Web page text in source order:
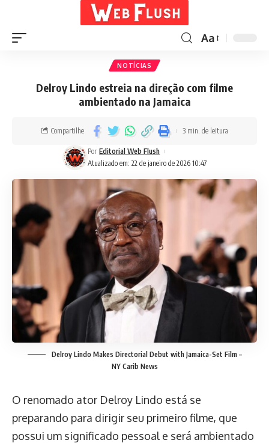
Aa
NOTÍCIAS
Delroy Lindo estreia na direção com filme
ambientado na Jamaica
Atualizado em: 22 de janeiro de 2026 10:47
Por Editorial Web Flush
Compartilhe 3 min. de leitura
Delroy Lindo Makes Directorial Debut with Jamaica-Set Film –
NY Carib News
O renomado ator Delroy Lindo está se
preparando para dirigir seu primeiro filme, que
possui um significado pessoal e será ambientado